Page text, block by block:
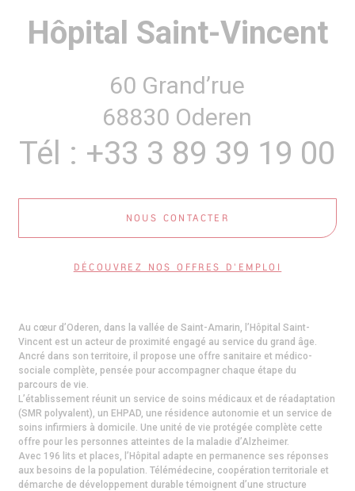
Hôpital Saint-Vincent
60 Grand’rue
68830 Oderen
Tél : +33 3 89 39 19 00
NOUS CONTACTER
DÉCOUVREZ NOS OFFRES D'EMPLOI
Au cœur d’Oderen, dans la vallée de Saint-Amarin, l’Hôpital Saint-
Vincent est un acteur de proximité engagé au service du grand âge.
Ancré dans son territoire, il propose une offre sanitaire et médico-
sociale complète, pensée pour accompagner chaque étape du
parcours de vie.
L’établissement réunit un service de soins médicaux et de réadaptation
(SMR polyvalent), un EHPAD, une résidence autonomie et un service de
soins infirmiers à domicile. Une unité de vie protégée complète cette
offre pour les personnes atteintes de la maladie d’Alzheimer.
Avec 196 lits et places, l’Hôpital adapte en permanence ses réponses
aux besoins de la population. Télémédecine, coopération territoriale et
démarche de développement durable témoignent d’une structure